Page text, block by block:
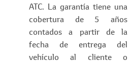
ATC. La garantía tiene una
cobertura de 5 años
contados a partir de la
fecha de entrega del
vehículo al cliente o